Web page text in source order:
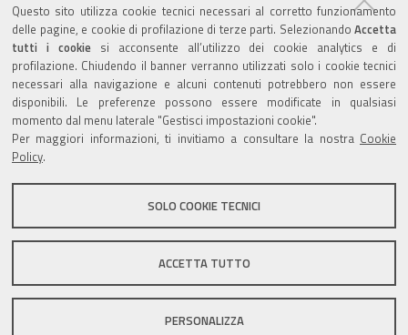
Questo sito utilizza cookie tecnici necessari al corretto funzionamento
delle pagine, e cookie di profilazione di terze parti. Selezionando Accetta
tutti i cookiesi acconsente all’utilizzo dei cookie analytics e di
profilazione. Chiudendo il banner verranno utilizzati solo i cookie tecnici
necessari alla navigazione e alcuni contenuti potrebbero non essere
disponibili. Le preferenze possono essere modificate in qualsiasi
momento dal menu laterale "Gestisci impostazioni cookie".
Per maggiori informazioni, ti invitiamo a consultare la nostra Cookie
Policy.
SOLO COOKIE TECNICI
ACCETTA TUTTO
PERSONALIZZA
Valuta questo sito
Sito istituzionale Comune di Zola Predosa
Privacy policy|DPO|Accessibilità